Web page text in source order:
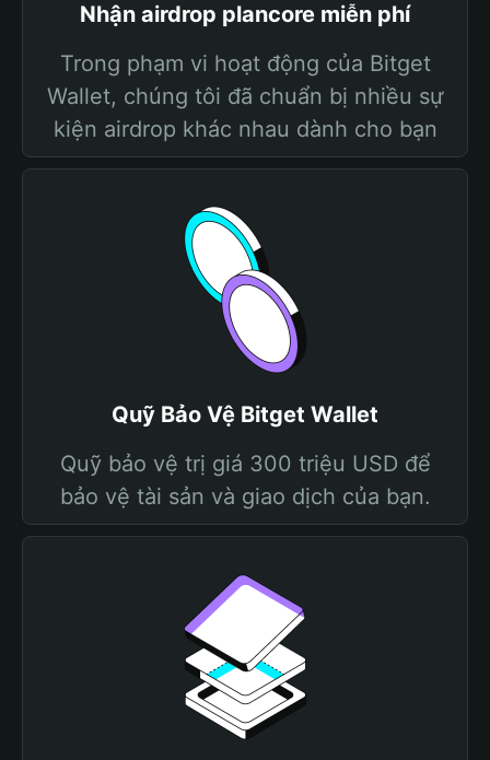
Nhận airdrop plancore miễn phí
Trong phạm vi hoạt động của Bitget
Wallet, chúng tôi đã chuẩn bị nhiều sự
kiện airdrop khác nhau dành cho bạn
Quỹ Bảo Vệ Bitget Wallet
Quỹ bảo vệ trị giá 300 triệu USD để
bảo vệ tài sản và giao dịch của bạn.